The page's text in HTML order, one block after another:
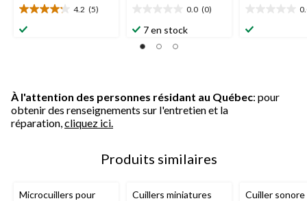
4.2 (5)
4.2
étoile(s)
0.0 (0)
étoile(s)
sur
7 en stock
étoile(s)
À l'attention des personnes résidant au Québec: pour
obtenir des renseignements sur l'entretien et la
réparation, cliquez ici.
Produits similaires
Microcuillers pour
Cuillers miniatures
Cuiller sonore